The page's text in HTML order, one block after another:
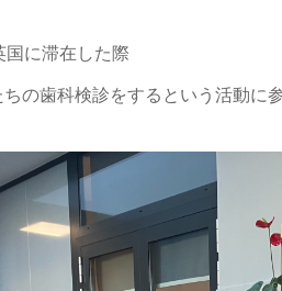
国に滞在した際
の歯科検診をするという活動に